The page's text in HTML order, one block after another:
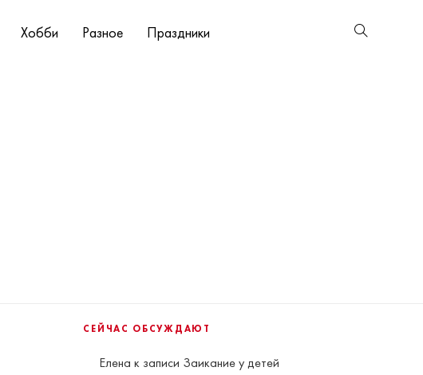
Хобби Разное Праздники
СЕЙЧАС ОБСУЖДАЮТ
Елена к записи Заикание у детей